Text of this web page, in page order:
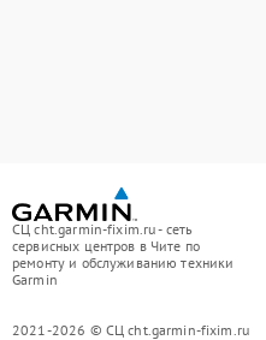
СЦ cht.garmin-fixim.ru - сеть
сервисных центров в Чите по
ремонту и обслуживанию техники
Garmin
2021-2026 © СЦ cht.garmin-fixim.ru